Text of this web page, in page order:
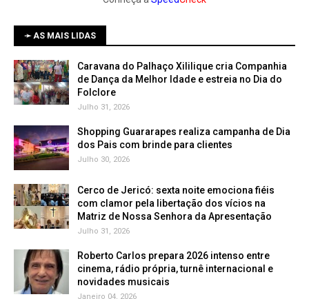
➛ AS MAIS LIDAS
Caravana do Palhaço Xililique cria Companhia
de Dança da Melhor Idade e estreia no Dia do
Folclore
Julho 31, 2026
Shopping Guararapes realiza campanha de Dia
dos Pais com brinde para clientes
Julho 30, 2026
Cerco de Jericó: sexta noite emociona fiéis
com clamor pela libertação dos vícios na
Matriz de Nossa Senhora da Apresentação
Julho 31, 2026
Roberto Carlos prepara 2026 intenso entre
cinema, rádio própria, turnê internacional e
novidades musicais
Janeiro 04, 2026